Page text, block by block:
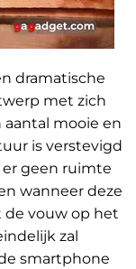
dramatische
met zich
mooie en
is verstevigd
geen ruimte
wanneer deze
de vouw op het
zal
smartphone